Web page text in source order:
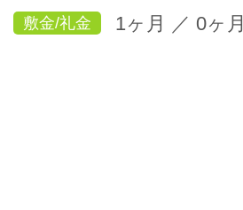
敷金/礼金 1ヶ月 ／ 0ヶ月